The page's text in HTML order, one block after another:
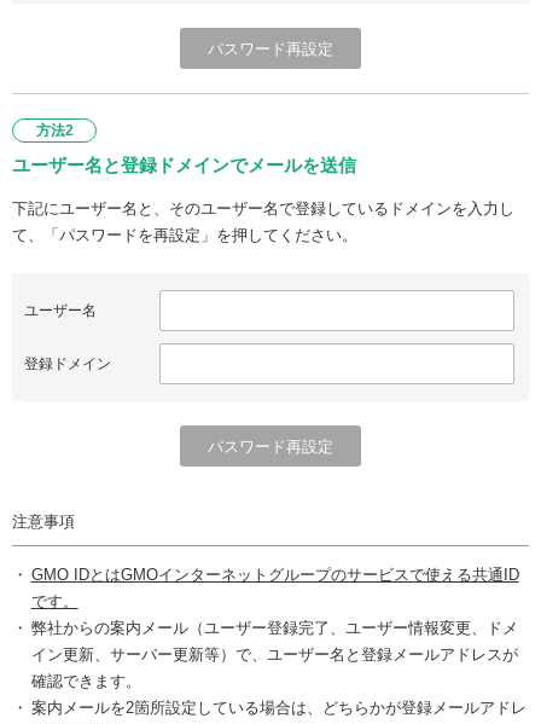
方法2
ユーザー名と登録ドメインでメールを送信
下記にユーザー名と、そのユーザー名で登録しているドメインを入力し
て、「パスワードを再設定」を押してください。
ユーザー名
登録ドメイン
注意事項
GMO IDとはGMOインターネットグループのサービスで使える共通ID
です。
弊社からの案内メール（ユーザー登録完了、ユーザー情報変更、ドメ
イン更新、サーバー更新等）で、ユーザー名と登録メールアドレスが
確認できます。
案内メールを2箇所設定している場合は、どちらかが登録メールアドレ